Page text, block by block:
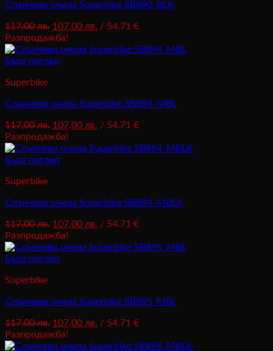
Слънчеви очила Superbike SB890_BLK
117,00лв. Original
price
was:
117,00 лв..
107,00 лв. Текущата
е:
/ 54.71 €
Разпродажба!
Бърз поглед
Superbike
Слънчеви очила Superbike SB894_MBL
117,00лв. Original
price
was:
117,00 лв..
107,00 лв. Текущата
е:
/ 54.71 €
Разпродажба!
Бърз поглед
Superbike
Слънчеви очила Superbike SB894_MBLK
117,00лв. Original
price
was:
117,00 лв..
107,00 лв. Текущата
е:
/ 54.71 €
Разпродажба!
Бърз поглед
Superbike
Слънчеви очила Superbike SB895_MBL
117,00лв. Original
price
was:
107,00 лв. Текущата
е:
/ 54.71 €
Разпродажба!